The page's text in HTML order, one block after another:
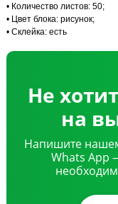
• Количество листов: 50;
• Цвет блока: рисунок;
• Склейка: есть
Не
на
Напишите
Whats App